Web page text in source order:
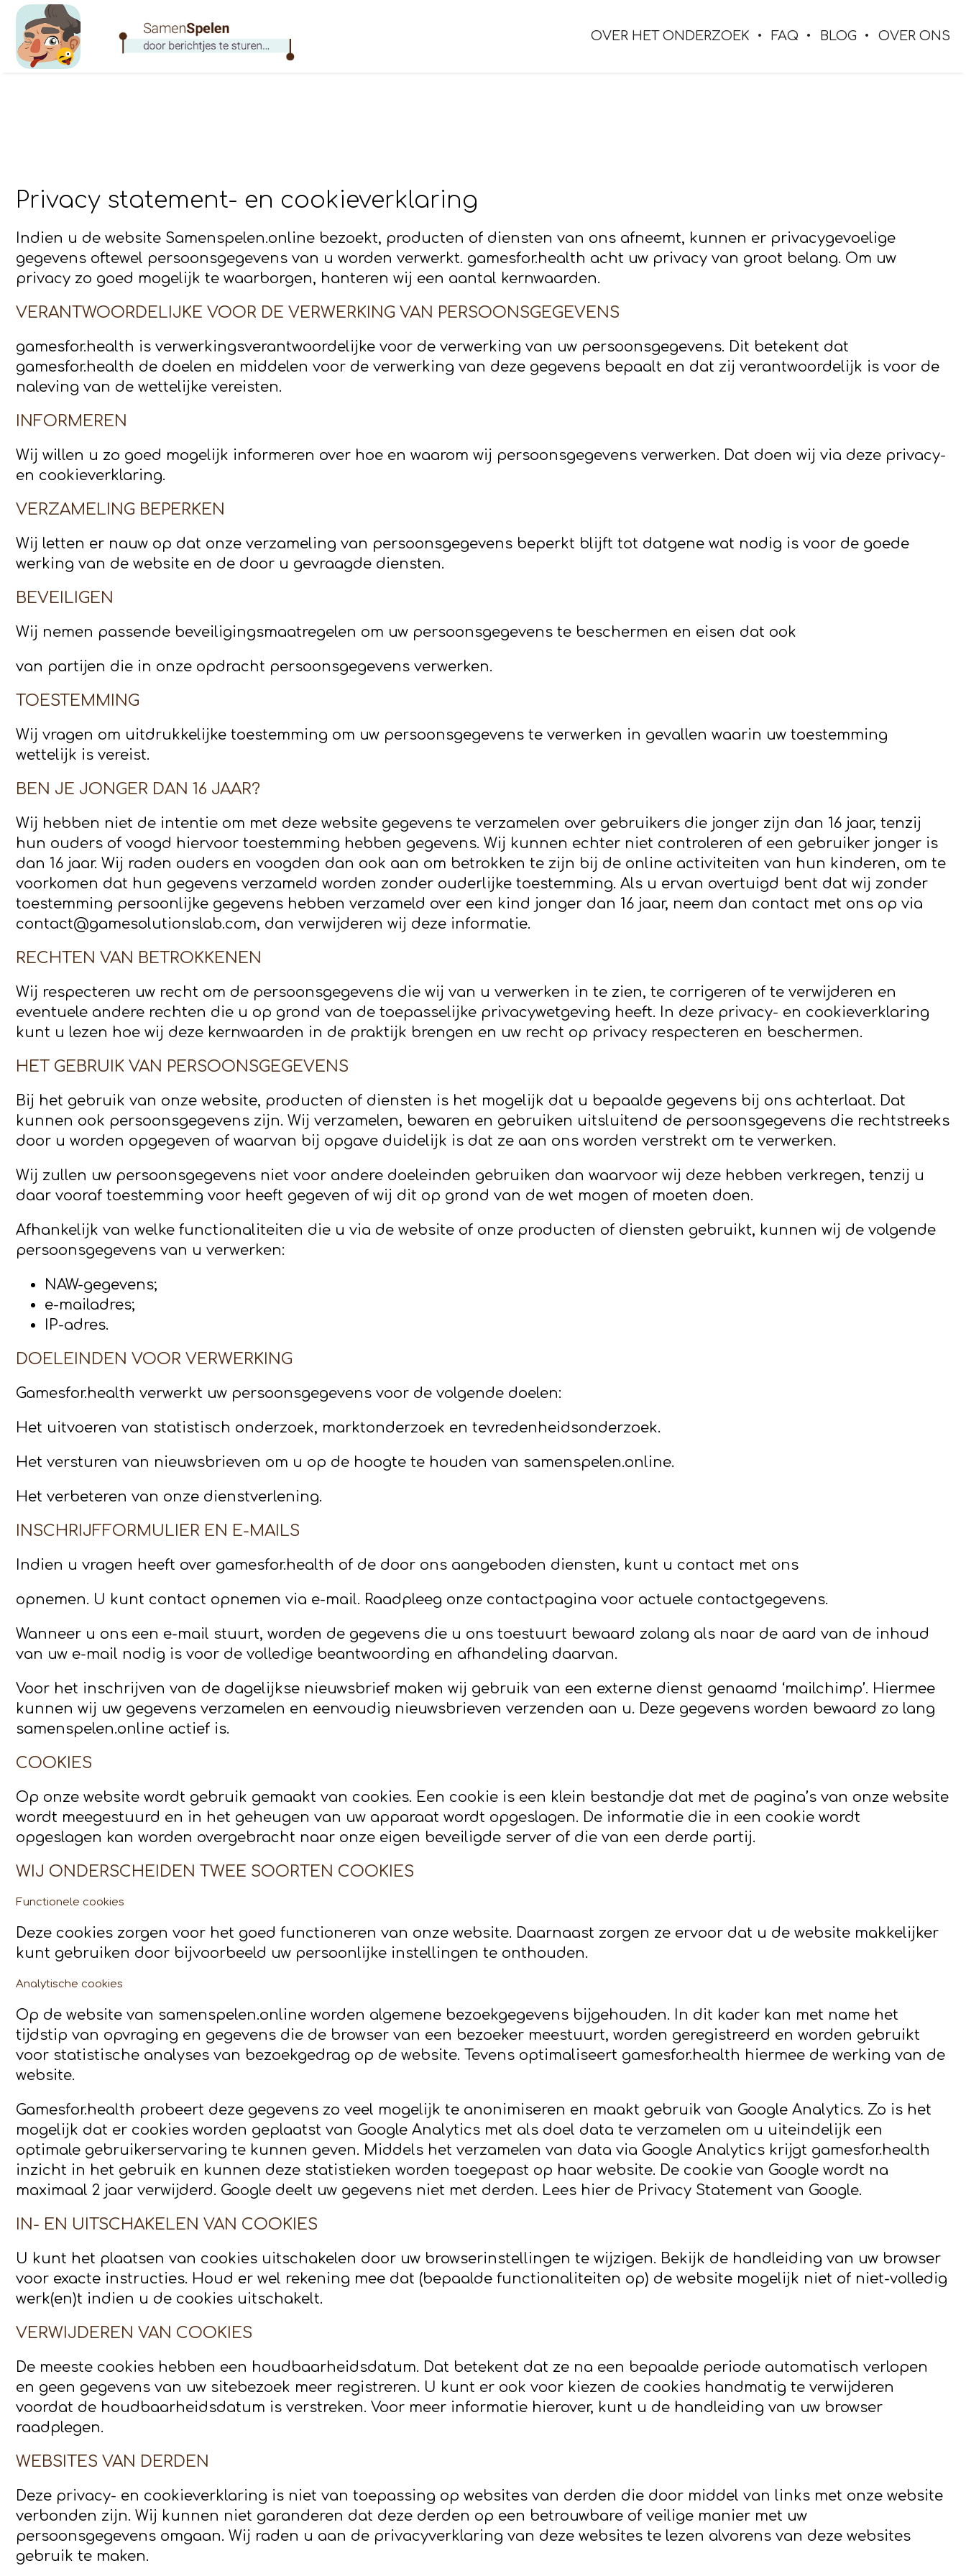
OVER HET ONDERZOEK FAQ BLOG OVER ONS
Privacy statement- en cookieverklaring
Indien u de website Samenspelen.online bezoekt, producten of diensten van ons afneemt, kunnen er privacygevoelige
gegevens oftewel persoonsgegevens van u worden verwerkt. gamesfor.health acht uw privacy van groot belang. Om uw
privacy zo goed mogelijk te waarborgen, hanteren wij een aantal kernwaarden.
VERANTWOORDELIJKE VOOR DE VERWERKING VAN PERSOONSGEGEVENS
gamesfor.health is verwerkingsverantwoordelijke voor de verwerking van uw persoonsgegevens. Dit betekent dat
gamesfor.health de doelen en middelen voor de verwerking van deze gegevens bepaalt en dat zij verantwoordelijk is voor de
naleving van de wettelijke vereisten.
INFORMEREN
Wij willen u zo goed mogelijk informeren over hoe en waarom wij persoonsgegevens verwerken. Dat doen wij via deze privacy-
en cookieverklaring.
VERZAMELING BEPERKEN
Wij letten er nauw op dat onze verzameling van persoonsgegevens beperkt blijft tot datgene wat nodig is voor de goede
werking van de website en de door u gevraagde diensten.
BEVEILIGEN
Wij nemen passende beveiligingsmaatregelen om uw persoonsgegevens te beschermen en eisen dat ook
van partijen die in onze opdracht persoonsgegevens verwerken.
TOESTEMMING
Wij vragen om uitdrukkelijke toestemming om uw persoonsgegevens te verwerken in gevallen waarin uw toestemming
wettelijk is vereist.
BEN JE JONGER DAN 16 JAAR?
Wij hebben niet de intentie om met deze website gegevens te verzamelen over gebruikers die jonger zijn dan 16 jaar, tenzij
hun ouders of voogd hiervoor toestemming hebben gegevens. Wij kunnen echter niet controleren of een gebruiker jonger is
dan 16 jaar. Wij raden ouders en voogden dan ook aan om betrokken te zijn bij de online activiteiten van hun kinderen, om te
voorkomen dat hun gegevens verzameld worden zonder ouderlijke toestemming. Als u ervan overtuigd bent dat wij zonder
toestemming persoonlijke gegevens hebben verzameld over een kind jonger dan 16 jaar, neem dan contact met ons op via
contact@gamesolutionslab.com, dan verwijderen wij deze informatie.
RECHTEN VAN BETROKKENEN
Wij respecteren uw recht om de persoonsgegevens die wij van u verwerken in te zien, te corrigeren of te verwijderen en
eventuele andere rechten die u op grond van de toepasselijke privacywetgeving heeft. In deze privacy- en cookieverklaring
kunt u lezen hoe wij deze kernwaarden in de praktijk brengen en uw recht op privacy respecteren en beschermen.
HET GEBRUIK VAN PERSOONSGEGEVENS
Bij het gebruik van onze website, producten of diensten is het mogelijk dat u bepaalde gegevens bij ons achterlaat. Dat
kunnen ook persoonsgegevens zijn. Wij verzamelen, bewaren en gebruiken uitsluitend de persoonsgegevens die rechtstreeks
door u worden opgegeven of waarvan bij opgave duidelijk is dat ze aan ons worden verstrekt om te verwerken.
Wij zullen uw persoonsgegevens niet voor andere doeleinden gebruiken dan waarvoor wij deze hebben verkregen, tenzij u
daar vooraf toestemming voor heeft gegeven of wij dit op grond van de wet mogen of moeten doen.
Afhankelijk van welke functionaliteiten die u via de website of onze producten of diensten gebruikt, kunnen wij de volgende
persoonsgegevens van u verwerken:
NAW-gegevens;
e-mailadres;
IP-adres.
DOELEINDEN VOOR VERWERKING
Gamesfor.health verwerkt uw persoonsgegevens voor de volgende doelen:
Het uitvoeren van statistisch onderzoek, marktonderzoek en tevredenheidsonderzoek.
Het versturen van nieuwsbrieven om u op de hoogte te houden van samenspelen.online.
Het verbeteren van onze dienstverlening.
INSCHRIJFFORMULIER EN E-MAILS
Indien u vragen heeft over gamesfor.health of de door ons aangeboden diensten, kunt u contact met ons
opnemen. U kunt contact opnemen via e-mail. Raadpleeg onze contactpagina voor actuele contactgegevens.
Wanneer u ons een e-mail stuurt, worden de gegevens die u ons toestuurt bewaard zolang als naar de aard van de inhoud
van uw e-mail nodig is voor de volledige beantwoording en afhandeling daarvan.
Voor het inschrijven van de dagelijkse nieuwsbrief maken wij gebruik van een externe dienst genaamd ‘mailchimp’. Hiermee
kunnen wij uw gegevens verzamelen en eenvoudig nieuwsbrieven verzenden aan u. Deze gegevens worden bewaard zo lang
samenspelen.online actief is.
COOKIES
Op onze website wordt gebruik gemaakt van cookies. Een cookie is een klein bestandje dat met de pagina’s van onze website
wordt meegestuurd en in het geheugen van uw apparaat wordt opgeslagen. De informatie die in een cookie wordt
opgeslagen kan worden overgebracht naar onze eigen beveiligde server of die van een derde partij.
WIJ ONDERSCHEIDEN TWEE SOORTEN COOKIES
Functionele cookies
Deze cookies zorgen voor het goed functioneren van onze website. Daarnaast zorgen ze ervoor dat u de website makkelijker
kunt gebruiken door bijvoorbeeld uw persoonlijke instellingen te onthouden.
Analytische cookies
Op de website van samenspelen.online worden algemene bezoekgegevens bijgehouden. In dit kader kan met name het
tijdstip van opvraging en gegevens die de browser van een bezoeker meestuurt, worden geregistreerd en worden gebruikt
voor statistische analyses van bezoekgedrag op de website. Tevens optimaliseert gamesfor.health hiermee de werking van de
website.
Gamesfor.health probeert deze gegevens zo veel mogelijk te anonimiseren en maakt gebruik van Google Analytics. Zo is het
mogelijk dat er cookies worden geplaatst van Google Analytics met als doel data te verzamelen om u uiteindelijk een
optimale gebruikerservaring te kunnen geven. Middels het verzamelen van data via Google Analytics krijgt gamesfor.health
inzicht in het gebruik en kunnen deze statistieken worden toegepast op haar website. De cookie van Google wordt na
maximaal 2 jaar verwijderd. Google deelt uw gegevens niet met derden. Lees hier de Privacy Statement van Google.
IN- EN UITSCHAKELEN VAN COOKIES
U kunt het plaatsen van cookies uitschakelen door uw browserinstellingen te wijzigen. Bekijk de handleiding van uw browser
voor exacte instructies. Houd er wel rekening mee dat (bepaalde functionaliteiten op) de website mogelijk niet of niet-volledig
werk(en)t indien u de cookies uitschakelt.
VERWIJDEREN VAN COOKIES
De meeste cookies hebben een houdbaarheidsdatum. Dat betekent dat ze na een bepaalde periode automatisch verlopen
en geen gegevens van uw sitebezoek meer registreren. U kunt er ook voor kiezen de cookies handmatig te verwijderen
voordat de houdbaarheidsdatum is verstreken. Voor meer informatie hierover, kunt u de handleiding van uw browser
raadplegen.
WEBSITES VAN DERDEN
Deze privacy- en cookieverklaring is niet van toepassing op websites van derden die door middel van links met onze website
verbonden zijn. Wij kunnen niet garanderen dat deze derden op een betrouwbare of veilige manier met uw
persoonsgegevens omgaan. Wij raden u aan de privacyverklaring van deze websites te lezen alvorens van deze websites
gebruik te maken.